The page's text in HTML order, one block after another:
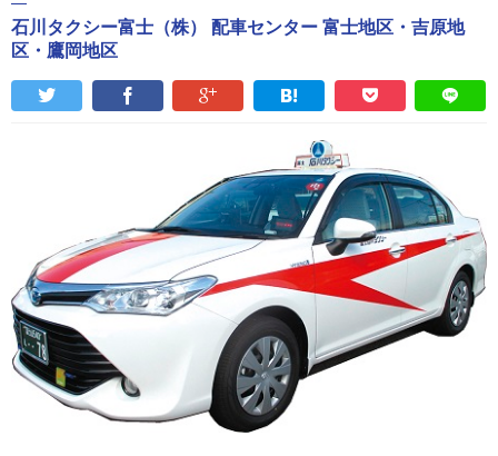
石川タクシー富士（株） 配車センター 富士地区・吉原地
区・鷹岡地区